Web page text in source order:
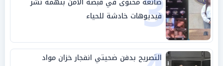
فيديوهات خادشة للحياء
التصريح بدفن ضحيتي انفجار خزان مواد